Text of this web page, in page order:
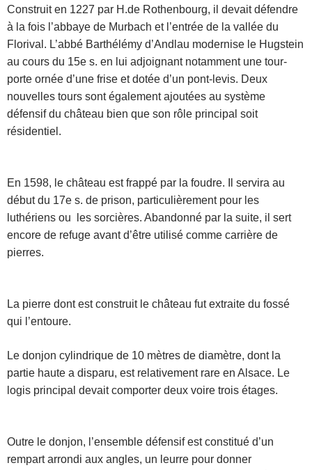
Construit en 1227 par H.de Rothenbourg, il devait défendre
à la fois l’abbaye de Murbach et l’entrée de la vallée du
Florival. L’abbé Barthélémy d’Andlau modernise le Hugstein
au cours du 15e s. en lui adjoignant notamment une tour-
porte ornée d’une frise et dotée d’un pont-levis. Deux
nouvelles tours sont également ajoutées au système
défensif du château bien que son rôle principal soit
résidentiel.
En 1598, le château est frappé par la foudre. Il servira au
début du 17e s. de prison, particulièrement pour les
luthériens ou les sorcières. Abandonné par la suite, il sert
encore de refuge avant d’être utilisé comme carrière de
pierres.
La pierre dont est construit le château fut extraite du fossé
qui l’entoure.
Le donjon cylindrique de 10 mètres de diamètre, dont la
partie haute a disparu, est relativement rare en Alsace. Le
logis principal devait comporter deux voire trois étages.
Outre le donjon, l’ensemble défensif est constitué d’un
rempart arrondi aux angles, un leurre pour donner